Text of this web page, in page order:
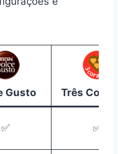
Gusto Três
✅ ✅